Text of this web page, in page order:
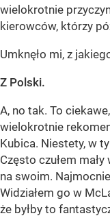
wielokrotnie
kierowców, którzy
Umknęło mi, z
Z Polski.
A, no tak. To
wielokrotnie
Kubica. Niestety, w
Często czułem
na swoim.
Widziałem go w
że byłby to